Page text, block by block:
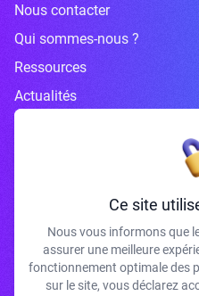
Nous contacter
Qui sommes-nous ?
Ressources
Actualités
Inscrivez-
J'accepte de recevoir vos e-mails
votre politique de
Ce site
Nous vous informons que
assurer une meilleure
fonctionnement optimale des
sur le site, vous déclarez